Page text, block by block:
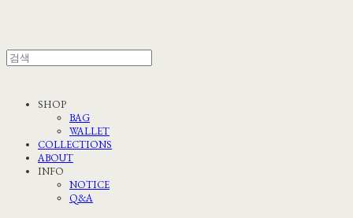
SHOP
BAG
WALLET
COLLECTIONS
ABOUT
INFO
NOTICE
Q&A